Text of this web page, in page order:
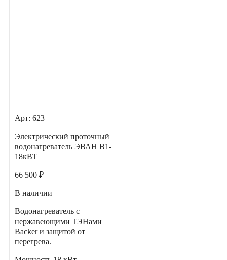
Арт: 623
Электрический проточный
водонагреватель ЭВАН В1-
18кВТ
66 500 ₽
В наличии
Водонагреватель с
нержавеющими ТЭНами
Backer и защитой от
перегрева.